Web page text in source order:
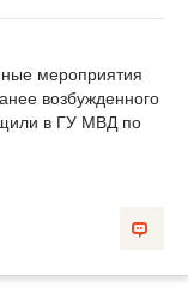
мероприятия
возбужденного
в ГУ МВД по